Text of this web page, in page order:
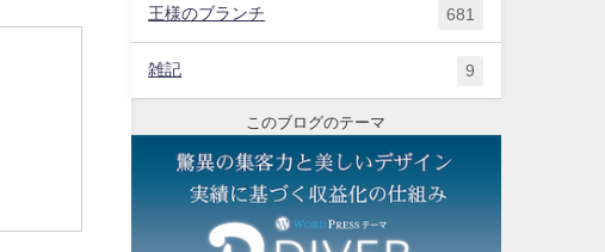
王様のブランチ 681
雑記 9
このブログのテーマ